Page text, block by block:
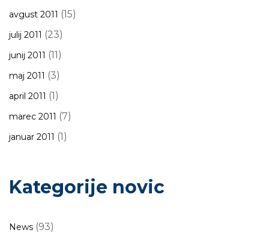
avgust 2011 (15)
julij 2011 (23)
junij 2011 (11)
maj 2011 (3)
april 2011 (1)
marec 2011 (7)
januar 2011 (1)
Kategorije novic
News (93)